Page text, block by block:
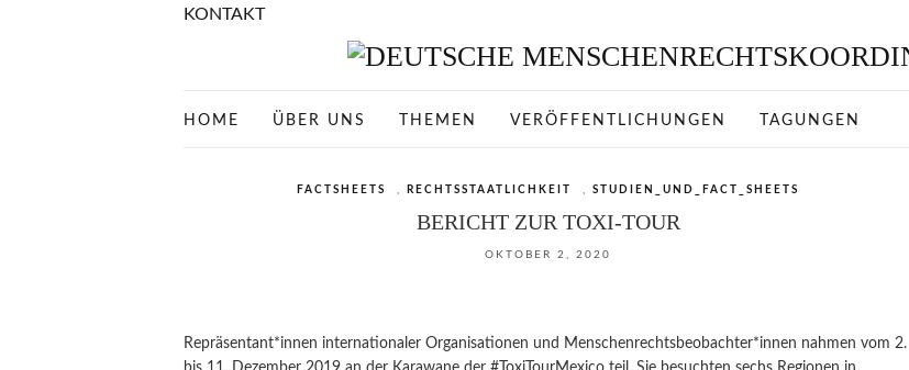
KONTAKT
HOME ÜBER UNS THEMEN VERÖFFENTLICHUNGEN TAGUNGEN
FACTSHEETS , RECHTSSTAATLICHKEIT ,STUDIEN_UND_FACT_SHEETS
BERICHT ZUR TOXI-TOUR
OKTOBER 2, 2020
Repräsentant*innen internationaler Organisationen und Menschenrechtsbeobachter*innen nahmen vom 2.